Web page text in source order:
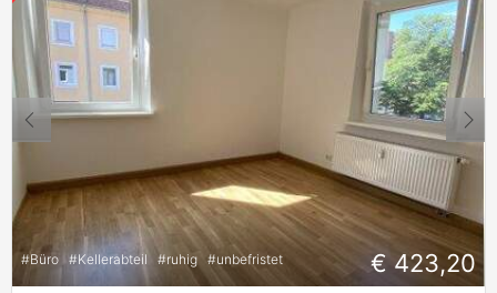
#Büro #Kellerabteil #ruhig #unbefristet € 423,20